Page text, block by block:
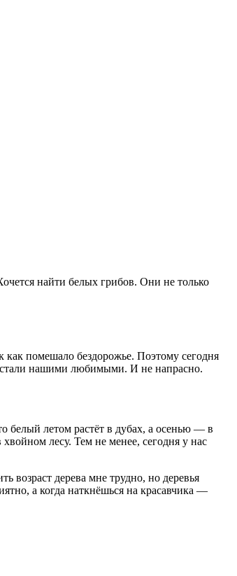
найти белых грибов. Они не только
как помешало бездорожье. Поэтому сегодня
нашими любимыми. И не напрасно.
белый летом растёт в дубах, а осенью — в
лесу. Тем не менее, сегодня у нас
возраст дерева мне трудно, но деревья
а когда наткнёшься на красавчика —